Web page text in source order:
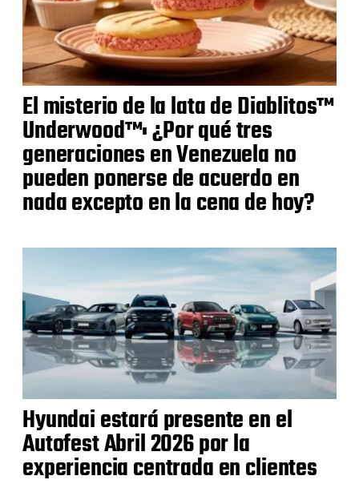
El misterio de la lata de Diablitos™
Underwood™: ¿Por qué tres
generaciones en Venezuela no
pueden ponerse de acuerdo en
nada excepto en la cena de hoy?
Hyundai estará presente en el
Autofest Abril 2026 por la
experiencia centrada en clientes